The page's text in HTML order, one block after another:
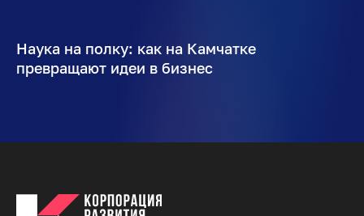
Наука на полку: как на Камчатке
превращают идеи в бизнес